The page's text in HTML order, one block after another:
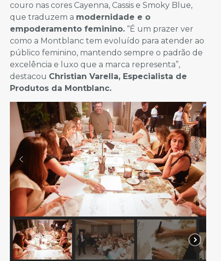
couro nas cores Cayenna, Cassis e Smoky Blue,
que traduzem a modernidade e o
empoderamento feminino. “É um prazer ver
como a Montblanc tem evoluído para atender ao
público feminino, mantendo sempre o padrão de
excelência e luxo que a marca representa”,
destacou Christian Varella, Especialista de
Produtos da Montblanc.